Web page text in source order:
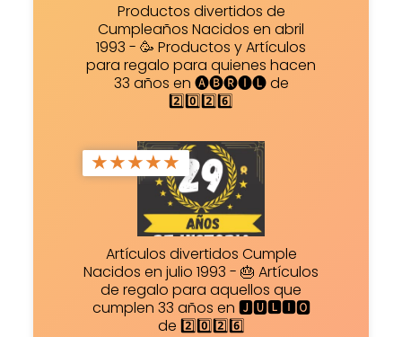
Productos divertidos de
Cumpleaños Nacidos en abril
1993 - 🥳 Productos y Artículos
para regalo para quienes hacen
33 años en 🅐🅑🅡🅘🅛 de
2️⃣0️⃣2️⃣6️⃣
★★★★★
Artículos divertidos Cumple
Nacidos en julio 1993 - 🎂 Artículos
de regalo para aquellos que
cumplen 33 años en 🅹🆄🅻🅸🅾
de 2️⃣0️⃣2️⃣6️⃣